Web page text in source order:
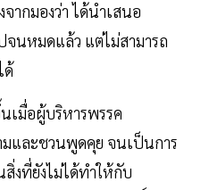
ากมองว่า ได้นำเสนอ
นหมดแล้ว แต่ไม่สามารถ
ด้
เมื่อผู้บริหารพรรค
และชวนพูดคุย จนเป็นการ
งที่ยังไม่ได้ทำให้กับ